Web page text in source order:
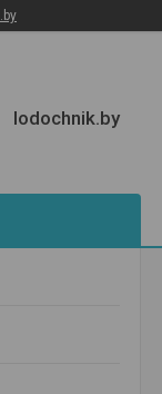
lodochnik.by